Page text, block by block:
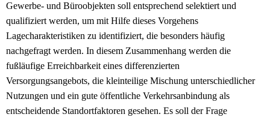
Gewerbe- und Büroobjekten soll entsprechend selektiert und
qualifiziert werden, um mit Hilfe dieses Vorgehens
Lagecharakteristiken zu identifiziert, die besonders häufig
nachgefragt werden. In diesem Zusammenhang werden die
fußläufige Erreichbarkeit eines differenzierten
Versorgungsangebots, die kleinteilige Mischung unterschiedlicher
Nutzungen und ein gute öffentliche Verkehrsanbindung als
entscheidende Standortfaktoren gesehen. Es soll der Frage